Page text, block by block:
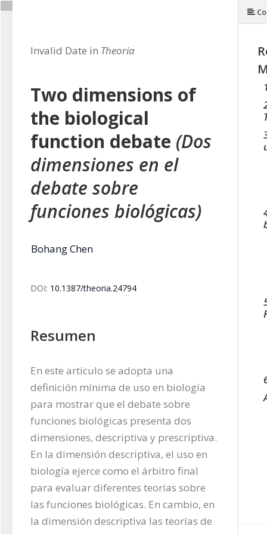
Invalid Date in Theoria
Two dimensions of
the biological
function debate (Dos
dimensiones en el
debate sobre
funciones biológicas)
Bohang Chen
DOI: 10.1387/theoria.24794
Resumen
En este artículo se adopta una
definición mínima de uso en biología
para mostrar que el debate sobre
funciones biológicas presenta dos
dimensiones, descriptiva y prescriptiva.
En la dimensión descriptiva, el uso en
biología ejerce como el árbitro final
para evaluar diferentes teorías sobre
las funciones biológicas. En cambio, en
la dimensión descriptiva las teorías de